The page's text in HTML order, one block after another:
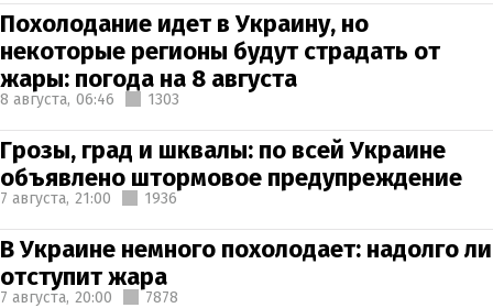
Похолодание идет в Украину, но
некоторые регионы будут страдать от
жары: погода на 8 августа
8 августа, 06:46 1303
Грозы, град и шквалы: по всей Украине
объявлено штормовое предупреждение
7 августа, 21:00 1936
В Украине немного похолодает: надолго ли
отступит жара
7 августа, 20:00 7878